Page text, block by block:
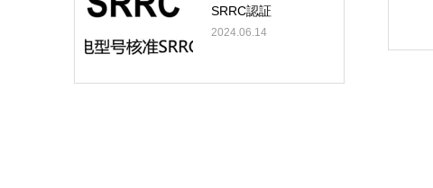
SRRC認証
2024.06.14